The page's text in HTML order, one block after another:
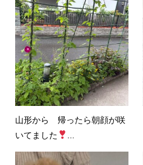
山形から 帰ったら朝顔が咲
いてました